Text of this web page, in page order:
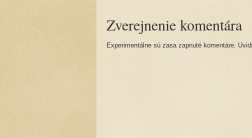
Zverejnenie komentára
Experimentálne sú zasa zapnuté komentáre.